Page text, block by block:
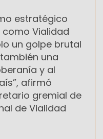
estratégico
Vialidad
un golpe brutal
una
y al
afirmó
gremial de
de Vialidad